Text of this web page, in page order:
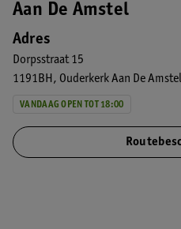
Aan De Amstel
Adres
Dorpsstraat 15
1191BH
Ouderkerk Aan De Amstel
VANDAAG OPEN TOT 18:00